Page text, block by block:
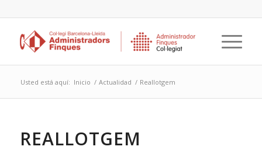
Usted está aquí: Inicio / Actualidad / Reallotgem
REALLOTGEM